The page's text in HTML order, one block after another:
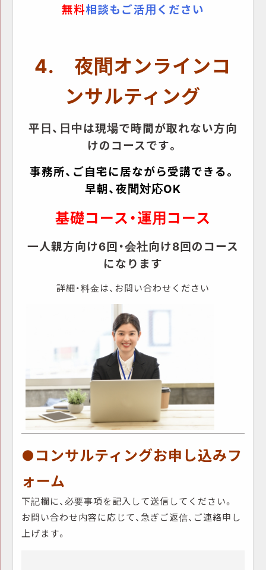
無料相談もご活用ください
4. 夜間オンラインコ
ンサルティング
平日、日中は現場で時間が取れない方向
けのコースです。
事務所、ご自宅に居ながら受講できる。
早朝、夜間対応OK
基礎コース・運用コース
一人親方向け6回・会社向け8回のコース
になります
詳細・料金は、お問い合わせください
●コンサルティングお申し込みフ
ォーム
下記欄に、必要事項を記入して送信してください。
お問い合わせ内容に応じて、急ぎご返信、ご連絡申し
上げます。